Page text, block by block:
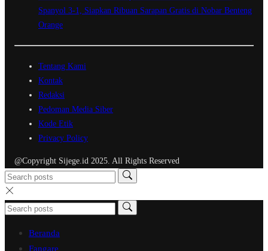
Spanyol 3-1, Siapkan Ribuan Sarapan Gratis di Nobar Benteng
Orange
Tentang Kami
Kontak
Redaksi
Pedoman Media Siber
Kode Etik
Privacy Policy
@Copyright Sijege.id 2025. All Rights Reserved
Beranda
Fangare